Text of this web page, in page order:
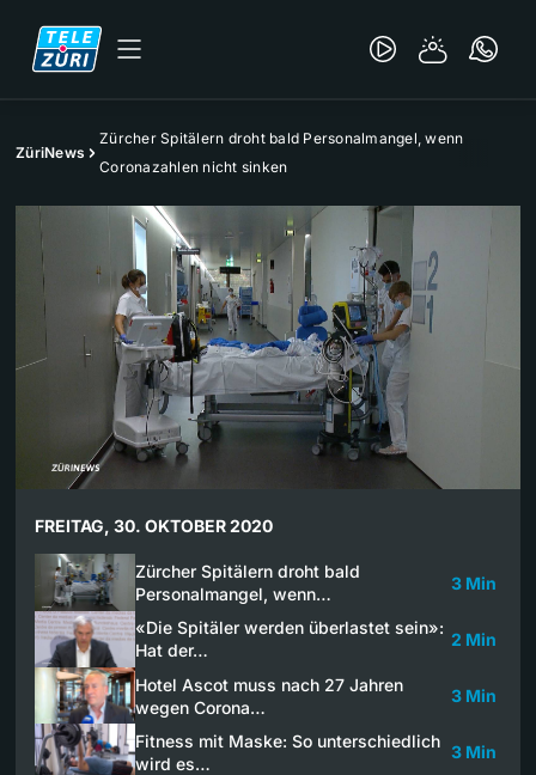
ZüriNews
Zürcher Spitälern droht bald Personalmangel, wenn
Coronazahlen nicht sinken
FREITAG, 30. OKTOBER 2020
Zürcher Spitälern droht bald
Personalmangel, wenn…
3 Min
«Die Spitäler werden überlastet sein»:
Hat der…
2 Min
Hotel Ascot muss nach 27 Jahren
wegen Corona…
3 Min
Fitness mit Maske: So unterschiedlich
wird es…
3 Min